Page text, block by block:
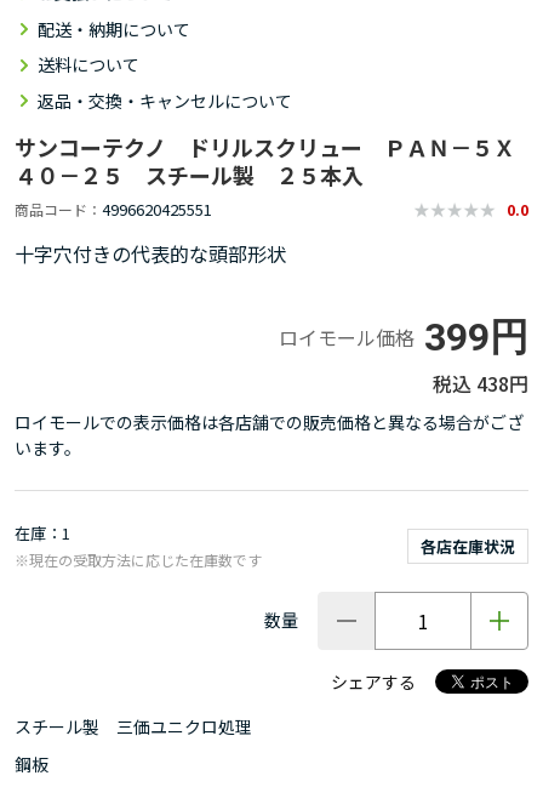
配送・納期について
送料について
返品・交換・キャンセルについて
サンコーテクノ ドリルスクリュー ＰＡＮ－５Ｘ
４０－２５ スチール製 ２５本入
商品コード 4996620425551 0.0
十字穴付きの代表的な頭部形状
ロイモール価格 399円
438円
ロイモールでの表示価格は各店舗での販売価格と異なる場合がござ
います。
在庫 1
各店在庫状況
※現在の受取方法に応じた在庫数です
数量
シェアする
スチール製 三価ユニクロ処理
鋼板